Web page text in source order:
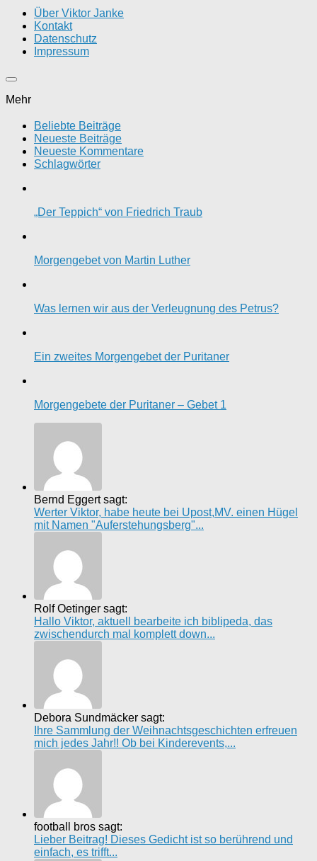
Über Viktor Janke
Kontakt
Datenschutz
Impressum
Mehr
Beliebte Beiträge
Neueste Beiträge
Neueste Kommentare
Schlagwörter
„Der Teppich“ von Friedrich Traub
Morgengebet von Martin Luther
Was lernen wir aus der Verleugnung des Petrus?
Ein zweites Morgengebet der Puritaner
Morgengebete der Puritaner – Gebet 1
Bernd Eggert sagt:
Werter Viktor, habe heute bei Upost,MV. einen Hügel
mit Namen "Auferstehungsberg"...
Rolf Oetinger sagt:
Hallo Viktor, aktuell bearbeite ich biblipeda, das
zwischendurch mal komplett down...
Debora Sundmäcker sagt:
Ihre Sammlung der Weihnachtsgeschichten erfreuen
mich jedes Jahr!! Ob bei Kinderevents,...
football bros sagt:
Lieber Beitrag! Dieses Gedicht ist so berührend und
einfach, es trifft...